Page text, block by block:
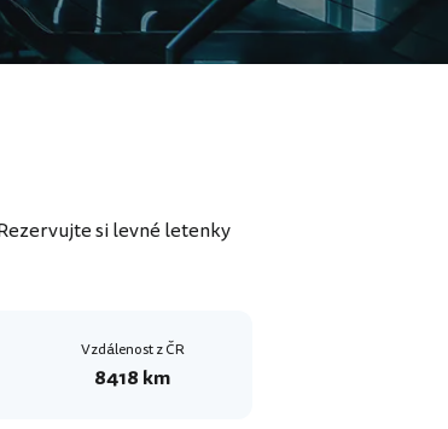
si levné letenky
Vzdálenost z ČR
8418 km